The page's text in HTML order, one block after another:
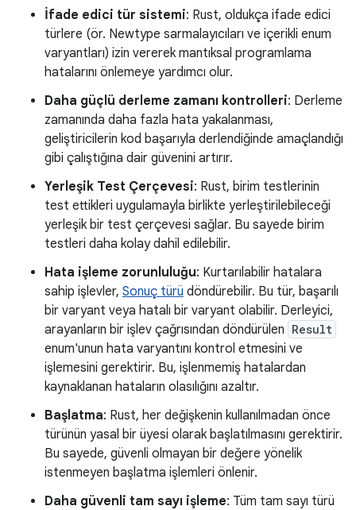
İfade edici tür sistemi: Rust, oldukça ifade edici
türlere (ör. Newtype sarmalayıcıları ve içerikli enum
varyantları) izin vererek mantıksal programlama
hatalarını önlemeye yardımcı olur.
Daha güçlü derleme zamanı kontrolleri: Derleme
zamanında daha fazla hata yakalanması,
geliştiricilerin kod başarıyla derlendiğinde amaçlandığı
gibi çalıştığına dair güvenini artırır.
Yerleşik Test Çerçevesi: Rust, birim testlerinin
test ettikleri uygulamayla birlikte yerleştirilebileceği
yerleşik bir test çerçevesi sağlar. Bu sayede birim
testleri daha kolay dahil edilebilir.
Hata işleme zorunluluğu: Kurtarılabilir hatalara
sahip işlevler, Sonuç türü döndürebilir. Bu tür, başarılı
bir varyant veya hatalı bir varyant olabilir. Derleyici,
arayanların bir işlev çağrısından döndürülen Result
enum'unun hata varyantını kontrol etmesini ve
işlemesini gerektirir. Bu, işlenmemiş hatalardan
kaynaklanan hataların olasılığını azaltır.
Başlatma: Rust, her değişkenin kullanılmadan önce
türünün yasal bir üyesi olarak başlatılmasını gerektirir.
Bu sayede, güvenli olmayan bir değere yönelik
istenmeyen başlatma işlemleri önlenir.
Daha güvenli tam sayı işleme: Tüm tam sayı türü